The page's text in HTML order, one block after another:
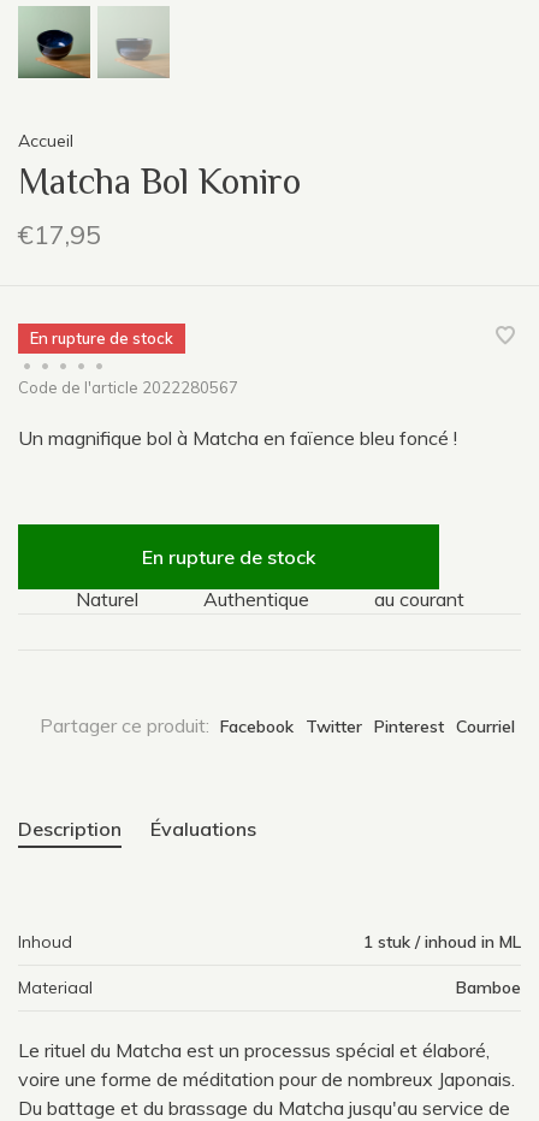
Accueil
Matcha Bol Koniro
€17,95
En rupture de stock
•
• • •
•
Code de l'article 2022280567
Un magnifique bol à Matcha en faïence bleu foncé !
En rupture de stock
Naturel
Authentique au courant
Partager ce produit: Facebook Twitter Pinterest Courriel
Description Évaluations
Inhoud 1 stuk / inhoud in ML
Materiaal Bamboe
Le rituel du Matcha est un processus spécial et élaboré,
voire une forme de méditation pour de nombreux Japonais.
Du battage et du brassage du Matcha jusqu'au service de